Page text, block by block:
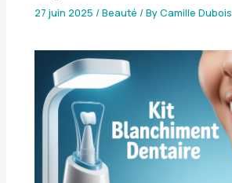
27 juin 2025/Beauté / ByCamille Dubois